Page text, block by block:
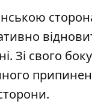
Зі свого